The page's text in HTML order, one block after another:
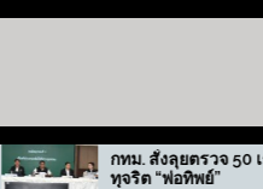
กทม. สั่งลุยตรวจ 50 เขต สกัดปม
ทุจริต “พ่อทิพย์”